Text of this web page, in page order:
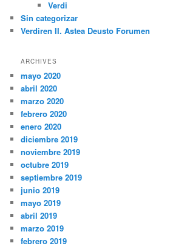
Verdi
Sin categorizar
Verdiren II. Astea Deusto Forumen
ARCHIVES
mayo 2020
abril 2020
marzo 2020
febrero 2020
enero 2020
diciembre 2019
noviembre 2019
octubre 2019
septiembre 2019
junio 2019
mayo 2019
abril 2019
marzo 2019
febrero 2019